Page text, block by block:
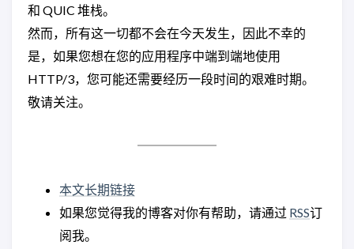
和 QUIC 堆栈。
然而，所有这一切都不会在今天发生，因此不幸的
是，如果您想在您的应用程序中端到端地使用
HTTP/3，您可能还需要经历一段时间的艰难时期。
敬请关注。
本文长期链接
如果您觉得我的博客对你有帮助，请通过 RSS订
阅我。